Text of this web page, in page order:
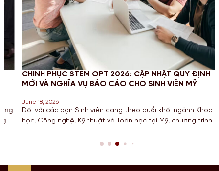
CHINH PHỤC STEM OPT 2026: CẬP NHẬT QUY ĐỊNH
MỚI VÀ NGHĨA VỤ BÁO CÁO CHO SINH VIÊN MỸ
June 18, 2026
Đối với các bạn Sinh viên đang theo đuổi khối ngành Khoa
học, Công nghệ, Kỹ thuật và Toán học tại Mỹ, chương trình gia
còn là “bước đệm” quan trọng cho lộ trình Định cư. Bước sang